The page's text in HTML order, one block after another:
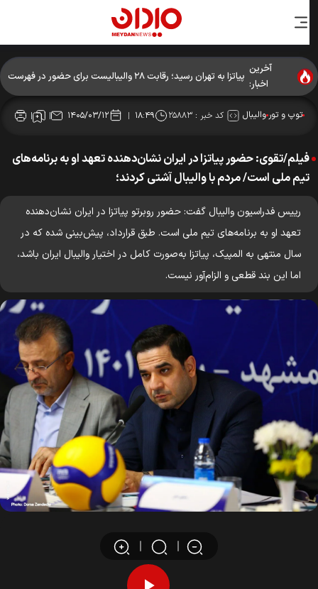
آخرین
اخبار:
پیاتزا به تهران رسید؛ رقابت ۲۸ والیبالیست برای حضور در فهرست
نهایی
توپ و توروالیبال کد خبر : ۲۵۸۸۳ ۱۸:۴۹ ۱۴۰۵/۰۳/۱۲
فیلم/تقوی: حضور پیاتزا در ایران نشان‌دهنده تعهد او به برنامه‌های
تیم ملی است/ مردم با والیبال آشتی کردند؛
رییس فدراسیون والیبال گفت: حضور روبرتو پیاتزا در ایران نشان‌دهنده
تعهد او به برنامه‌های تیم ملی است. طبق قرارداد، پیش‌بینی شده که در
سال منتهی به المپیک، پیاتزا به‌صورت کامل در اختیار والیبال ایران باشد،
اما این بند قطعی و الزام‌آور نیست.